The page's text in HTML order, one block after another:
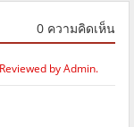
0 ความคิดเห็น
by Admin.